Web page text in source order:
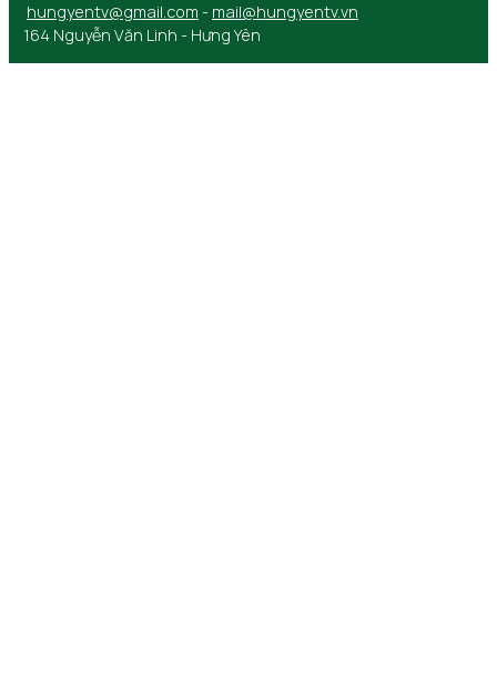
hungyentv@gmail.com - mail@hungyentv.vn
164 Nguyễn Văn Linh - Hưng Yên